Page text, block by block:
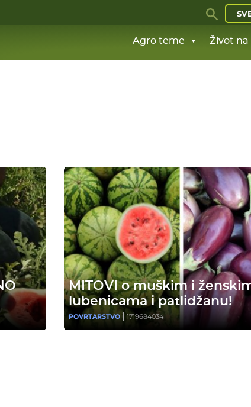
Agro teme Život na
MITOVI o muškim i
lubenicama i patlidžanu!
POVRTARSTVO 1719684034